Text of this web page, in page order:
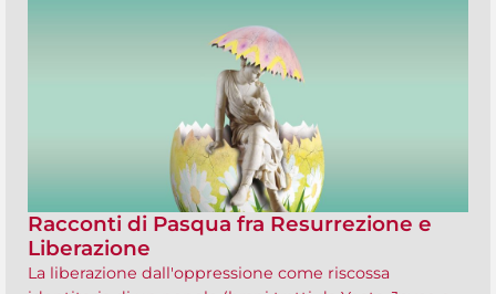
Racconti di Pasqua fra Resurrezione e
Liberazione
La liberazione dall'oppressione come riscossa